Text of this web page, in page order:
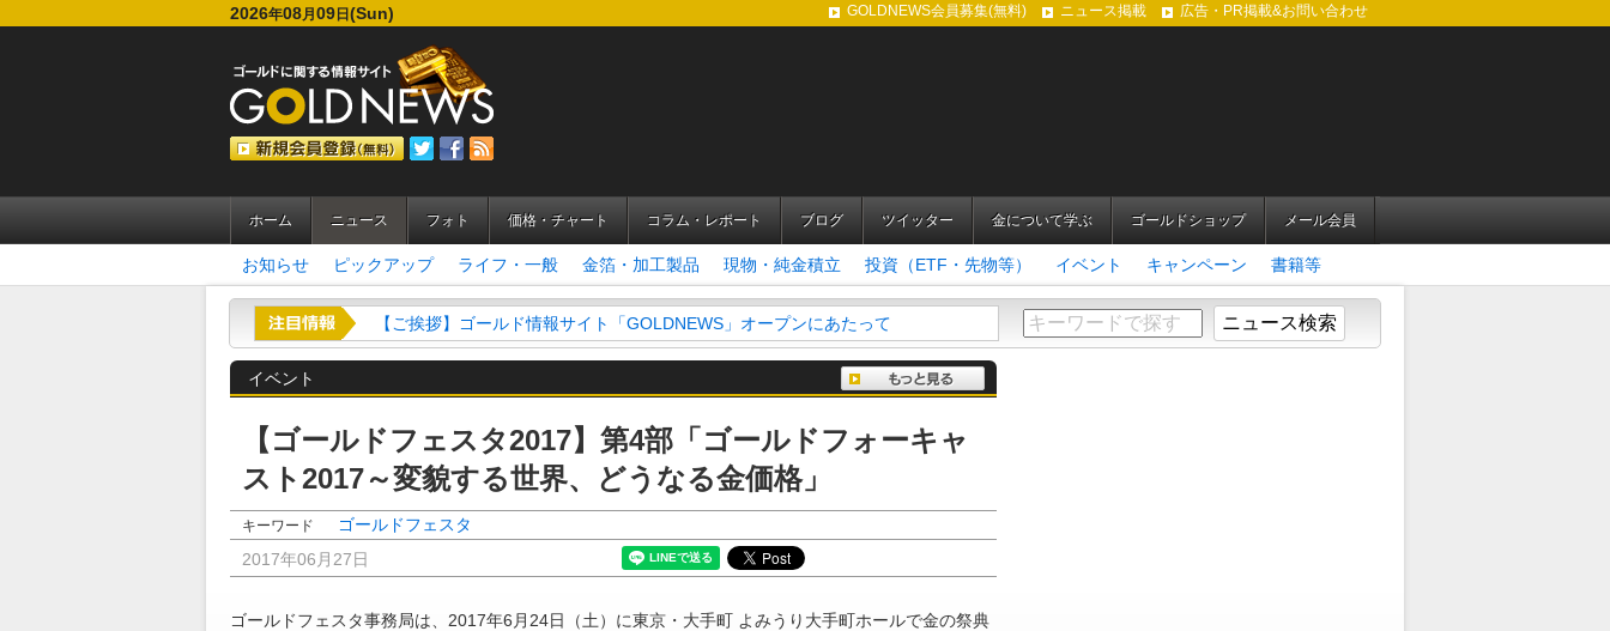
2026年08月 09 日 (Sun) GOLDNEWS会員募集(無料) ニュース掲載 広告・PR掲載&お問い合わせ
ホーム ニュース フォト 価格・チャート コラム・レポート ブログ ツイッター 金について学ぶ ゴールドショップ メール会員
お知らせ ピックアップ ライフ・一般 金箔・加工製品 現物・純金積立 投資（ETF・先物等） イベント キャンペーン 書籍等
【ご挨拶】ゴールド情報サイト「GOLDNEWS」オープンにあたって
イベント
【ゴールドフェスタ2017】第4部「ゴールドフォーキャ
スト2017～変貌する世界、どうなる金価格」
キーワード
ゴールドフェスタ
2017年06月27日
ゴールドフェスタ事務局は、2017年6月24日（土）に東京・大手町 よみうり大手町ホールで金の祭典